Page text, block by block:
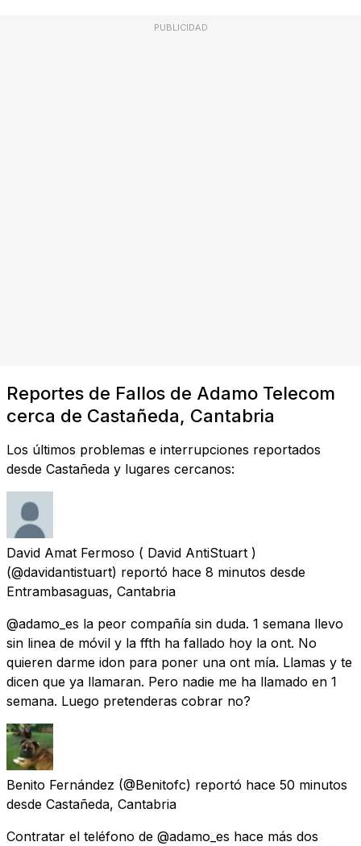
PUBLICIDAD
Reportes de Fallos de Adamo Telecom
cerca de Castañeda, Cantabria
Los últimos problemas e interrupciones reportados
desde Castañeda y lugares cercanos:
David Amat Fermoso ( David AntiStuart )
(@davidantistuart) reportó hace 8 minutos desde
Entrambasaguas, Cantabria
@adamo_es la peor compañía sin duda. 1 semana llevo
sin linea de móvil y la ffth ha fallado hoy la ont. No
quieren darme idon para poner una ont mía. Llamas y te
dicen que ya llamaran. Pero nadie me ha llamado en 1
semana. Luego pretenderas cobrar no?
Benito Fernández (@Benitofc) reportó hace 50 minutos
desde Castañeda, Cantabria
Contratar el teléfono de @adamo_es hace más dos